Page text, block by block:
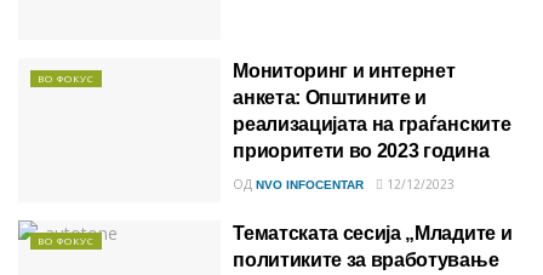
ВО ФОКУС
Мониторинг и интернет
анкета: Општините и
реализацијата на граѓанските
приоритети во 2023 година
ОД NVO INFOCENTAR 12/12/2023
ВО ФОКУС
Тематската сесија „Младите и
политиките за вработување